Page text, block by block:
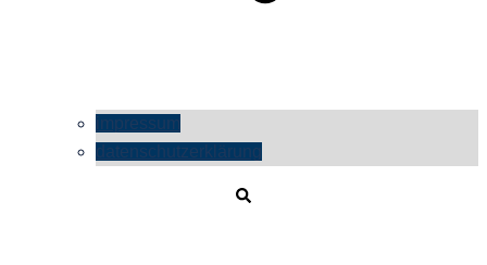
impressum
datenschutzerklärung